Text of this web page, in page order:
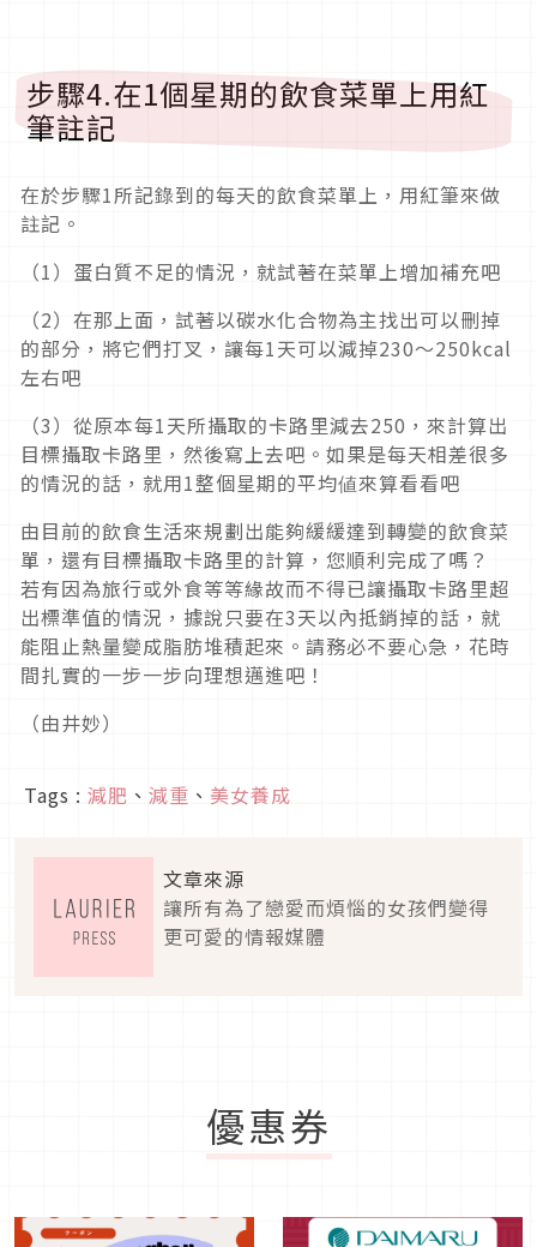
步驟4.在1個星期的飲食菜單上用紅
筆註記
在於步驟1所記錄到的每天的飲食菜單上，用紅筆來做
註記。
（1）蛋白質不足的情況，就試著在菜單上增加補充吧
（2）在那上面，試著以碳水化合物為主找出可以刪掉
的部分，將它們打叉，讓每1天可以減掉230〜250kcal
左右吧
（3）從原本每1天所攝取的卡路里減去250，來計算出
目標攝取卡路里，然後寫上去吧。如果是每天相差很多
的情況的話，就用1整個星期的平均値來算看看吧
由目前的飲食生活來規劃出能夠緩緩達到轉變的飲食菜
單，還有目標攝取卡路里的計算，您順利完成了嗎？
若有因為旅行或外食等等緣故而不得已讓攝取卡路里超
出標準值的情況，據說只要在3天以內抵銷掉的話，就
能阻止熱量變成脂肪堆積起來。請務必不要心急，花時
間扎實的一步一步向理想邁進吧！
（由井妙）
Tags : 減肥 、 減重 、 美女養成
文章來源
讓所有為了戀愛而煩惱的女孩們變得
更可愛的情報媒體
優惠券